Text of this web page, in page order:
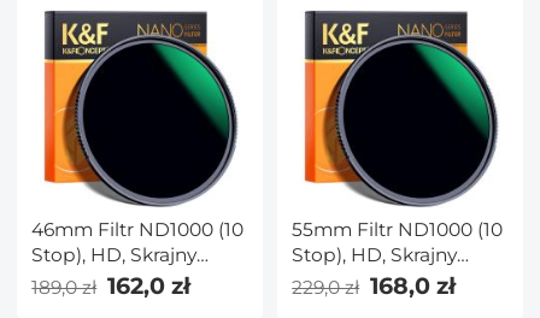
46mm Filtr ND1000 (10
Stop), HD, Skrajny
Cienki,
Wielowarstwowy,
189,0 zł 162,0 zł
55mm Filtr ND1000 (10
Stop), HD, Skrajny
Cienki,
Wielowarstwowy,
229,0 zł 168,0 zł